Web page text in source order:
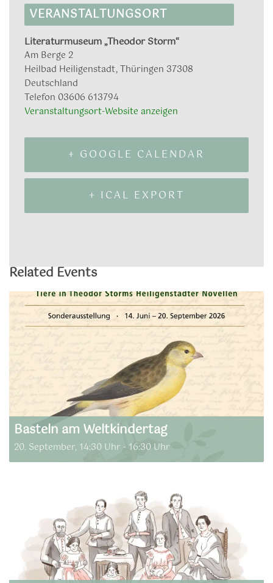
VERANSTALTUNGSORT
Literaturmuseum „Theodor Storm“
Am Berge 2
Heilbad Heiligenstadt,Thüringen 37308
Deutschland
Telefon 03606 613794
Veranstaltungsort-Website anzeigen
+ GOOGLE CALENDAR
+ ICAL EXPORT
Related Events
Basteln am Weltkindertag
20. September, 14:30 Uhr - 16:30 Uhr